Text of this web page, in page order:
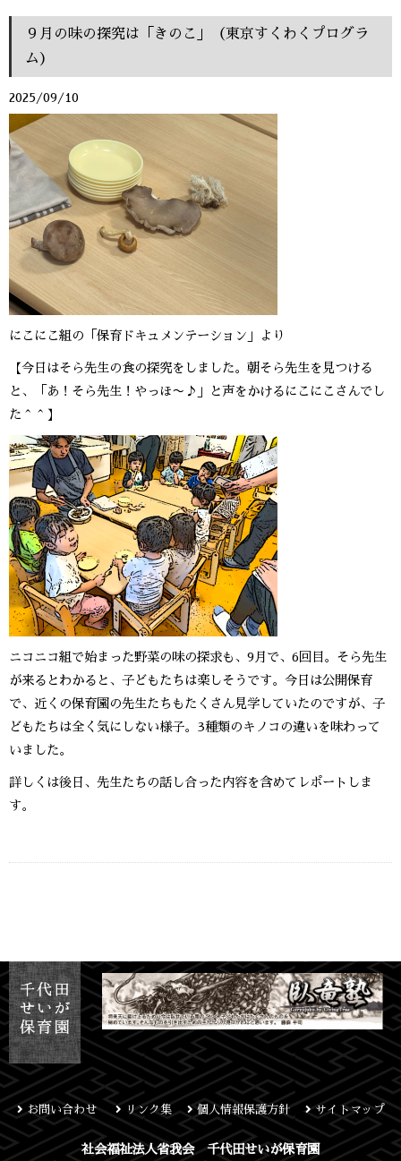
９月の味の探究は「きのこ」（東京すくわくプログラ
ム）
2025/09/10
にこにこ組の「保育ドキュメンテーション」より
【今日はそら先生の食の探究をしました。朝そら先生を見つける
と、「あ！そら先生！やっほ〜♪」と声をかけるにこにこさんでし
た＾＾】
ニコニコ組で始まった野菜の味の探求も、9月で、6回目。そら先生
が来るとわかると、子どもたちは楽しそうです。今日は公開保育
で、近くの保育園の先生たちもたくさん見学していたのですが、子
どもたちは全く気にしない様子。3種類のキノコの違いを味わって
いました。
詳しくは後日、先生たちの話し合った内容を含めてレポートしま
す。
お問い合わせ リンク集 個人情報保護方針 サイトマップ
社会福祉法人省我会 千代田せいが保育園